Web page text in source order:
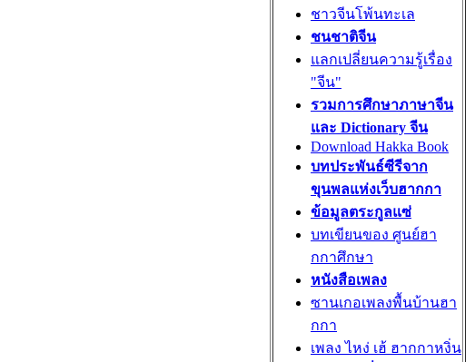
ชาวจีนโพ้นทะเล
ชนชาติจีน
แลกเปลี่ยนความรู้เรื่อง
"จีน"
รวมการศึกษาภาษาจีน
และ Dictionary จีน
Download Hakka Book
บทประพันธ์ซีรีจาก
ขุนพลแห่งเว็บฮากกา
ข้อมูลตระกูลแซ่
บทเขียนของ ศูนย์ฮา
กกาศึกษา
หนังสือเพลง
ซานเกอเพลงพื้นบ้านฮา
กกา
เพลง ไหง่ เฮ้ ฮากกาหงิ่น